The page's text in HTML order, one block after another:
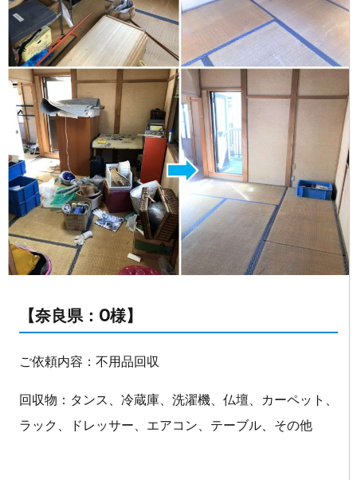
【奈良県：O様】
ご依頼内容：不用品回収
回収物：タンス、冷蔵庫、洗濯機、仏壇、カーペット、
ラック、ドレッサー、エアコン、テーブル、その他